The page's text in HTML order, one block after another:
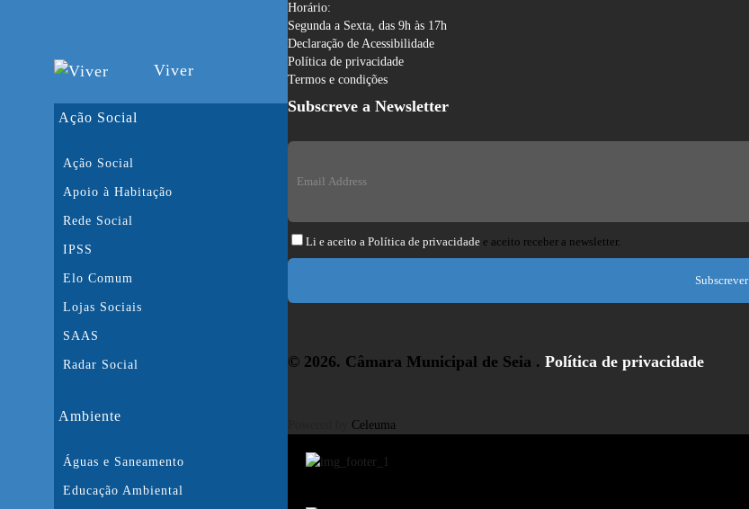
Viver
Ação Social
Ação Social
Apoio à Habitação
Rede Social
IPSS
Elo Comum
Lojas Sociais
SAAS
Radar Social
Ambiente
Águas e Saneamento
Educação Ambiental
Horário:
Segunda a Sexta, das 9h às 17h
Declaração de Acessibilidade
Política de privacidade
Termos e condições
Subscreve a Newsletter
Li e aceito a Política de privacidade e aceito receber a newsletter.
Subscrever
© 2026. Câmara Municipal de Seia . Política de privacidade
Celeuma